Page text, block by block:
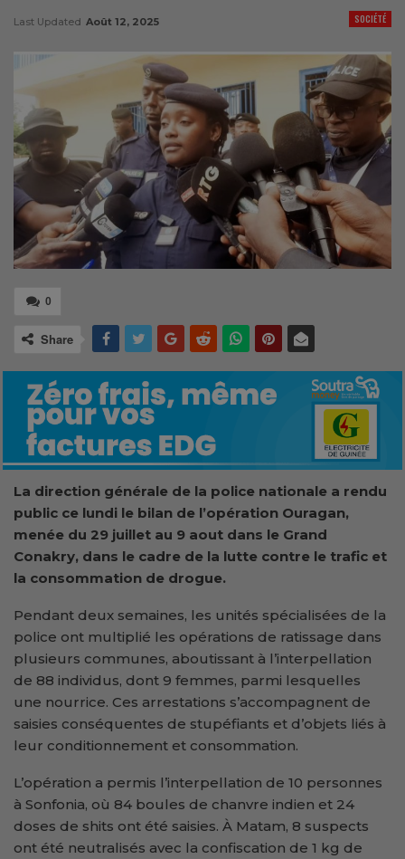
SOCIÉTÉ
Last Updated Août 12, 2025
0
Share
La direction générale de la police nationale a rendu
public ce lundi le bilan de l’opération Ouragan,
menée du 29 juillet au 9 aout dans le Grand
Conakry, dans le cadre de la lutte contre le trafic et
la consommation de drogue.
Pendant deux semaines, les unités spécialisées de la
police ont multiplié les opérations de ratissage dans
plusieurs communes, aboutissant à l’interpellation
de 88 individus, dont 9 femmes, parmi lesquelles
une nourrice. Ces arrestations s’accompagnent de
saisies conséquentes de stupéfiants et d’objets liés à
leur conditionnement et consommation.
L’opération a permis l’interpellation de 10 personnes
à Sonfonia, où 84 boules de chanvre indien et 24
doses de shits ont été saisies. À Matam, 8 suspects
ont été neutralisés avec la confiscation de 1 kg de